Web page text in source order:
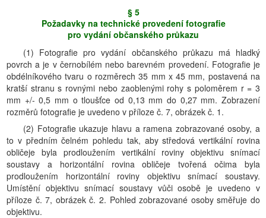
§ 5
Požadavky na technické provedení fotografie
pro vydání občanského průkazu
(1) Fotografie pro vydání občanského průkazu má hladký
povrch a je v černobílém nebo barevném provedení. Fotografie je
obdélníkového tvaru o rozměrech 35 mm x 45 mm, postavená na
kratší stranu s rovnými nebo zaoblenými rohy s poloměrem r = 3
mm +/- 0,5 mm o tloušťce od 0,13 mm do 0,27 mm. Zobrazení
rozměrů fotografie je uvedeno v příloze č. 7, obrázek č. 1.
(2) Fotografie ukazuje hlavu a ramena zobrazované osoby, a
to v předním čelném pohledu tak, aby středová vertikální rovina
obličeje byla prodloužením vertikální roviny objektivu snímací
soustavy a horizontální rovina obličeje tvořená očima byla
prodloužením horizontální roviny objektivu snímací soustavy.
Umístění objektivu snímací soustavy vůči osobě je uvedeno v
příloze č. 7, obrázek č. 2. Pohled zobrazované osoby směřuje do
objektivu.